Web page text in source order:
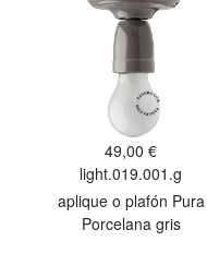
49,00 €
light.019.001.g
aplique o plafón Pura
Porcelana gris